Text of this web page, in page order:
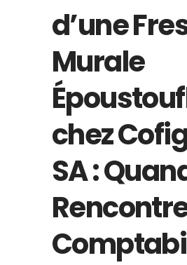
d’une
Murale
chez
SA :